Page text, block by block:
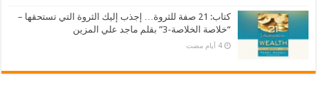
كتاب: 21 صفة للثروة… إجذب إليك الثروة التي تستحقها –
“خلاصة الخلاصة-3” بقلم ماجد علي المزين
‏4 أيام مضت